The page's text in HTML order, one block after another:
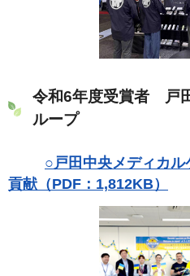
令和6年度受賞者 戸
ループ
○戸田中央メディカ
貢献（PDF：1,812KB）